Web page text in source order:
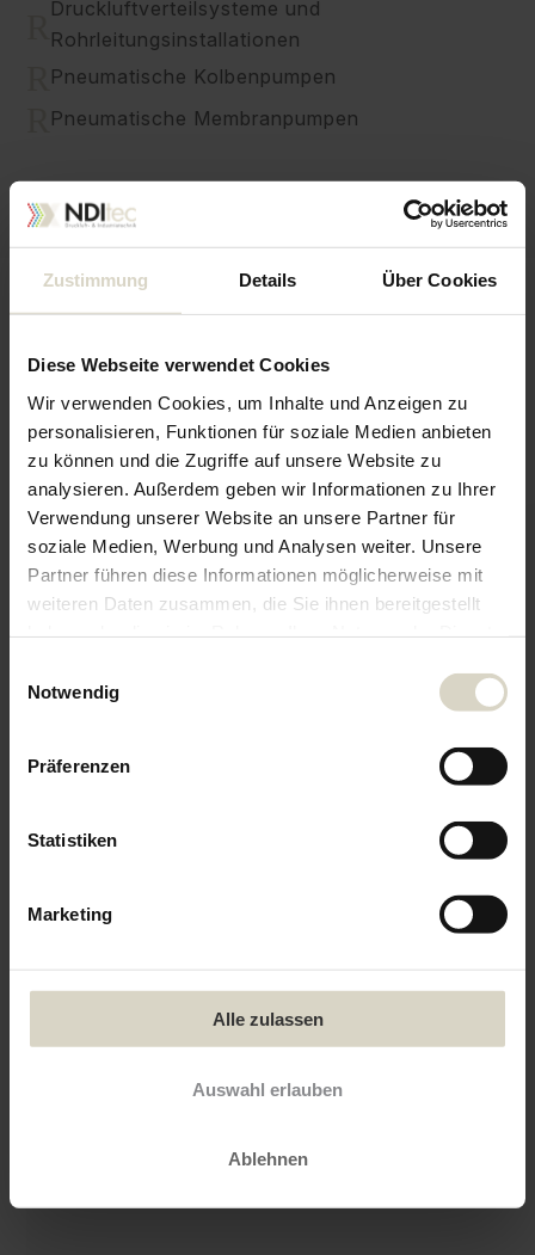
Zustimmung Details Über Cookies
Diese Webseite verwendet Cookies
Wir verwenden Cookies, um Inhalte und Anzeigen zu
personalisieren, Funktionen für soziale Medien anbieten
zu können und die Zugriffe auf unsere Website zu
analysieren. Außerdem geben wir Informationen zu Ihrer
Verwendung unserer Website an unsere Partner für
soziale Medien, Werbung und Analysen weiter. Unsere
Partner führen diese Informationen möglicherweise mit
weiteren Daten zusammen, die Sie ihnen bereitgestellt
who may receive and
Notwendig
Präferenzen
Statistiken
Marketing
Alle zulassen
Auswahl erlauben
Ablehnen
Druckluftverteilsysteme und
Rohrleitungsinstallationen
Pneumatische Kolbenpumpen
Pneumatische Membranpumpen
Unsere Marken. Ihr
Schwerpunkt.
Winden und Kettenzüge
Als Vertriebspartner von Ingersoll Rand bieten wir
Mehr Informationen